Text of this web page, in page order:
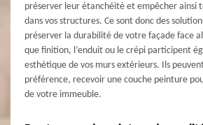
préserver leur étanchéité et empêcher ainsi
dans vos structures. Ce sont donc des
préserver la durabilité de votre façade face
que finition, l’enduit ou le crépi participent
esthétique de vos murs extérieurs. Ils
préférence, recevoir une couche peinture
de votre immeuble.